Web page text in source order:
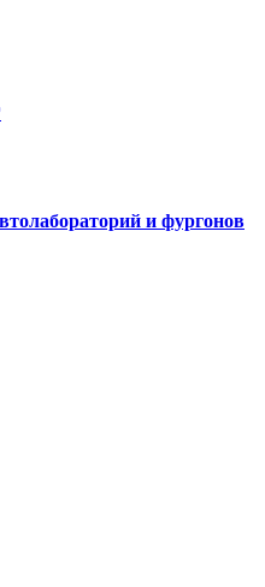
и фургонов